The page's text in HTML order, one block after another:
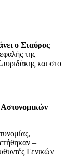
ο Σταύρος
της
και στο
Αστυνομικών
–
Γενικών